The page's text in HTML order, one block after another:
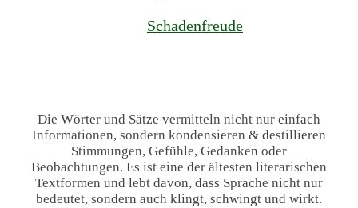
Schadenfreude
Die Wörter und Sätze vermitteln nicht nur einfach
Informationen, sondern kondensieren & destillieren
Stimmungen, Gefühle, Gedanken oder
Beobachtungen. Es ist eine der ältesten literarischen
Textformen und lebt davon, dass Sprache nicht nur
bedeutet, sondern auch klingt, schwingt und wirkt.